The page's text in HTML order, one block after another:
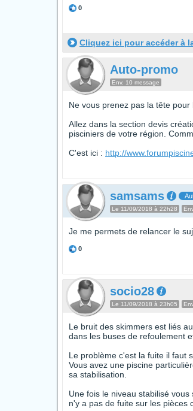
0
Cliquez ici pour accéder à
Auto-promo
Env. 10 message
Ne vous prenez pas la tête pour
Allez dans la section devis
pisciniers de votre région.
C'est ici : http://
samsams
Le 11/09/2018 à 22h28
Je me permets de relancer le
0
socio28
Le 11/09/2018 à 23h05
Le bruit des skimmers est liés
dans les buses de refoulement
Le problème c'est la fuite il faut
Vous avez une piscine
sa stabilisation.
Une fois le niveau stabilisé
n'y a pas de fuite sur les pièces